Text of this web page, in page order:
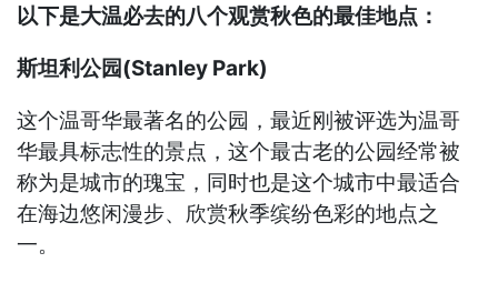
以下是大温必去的八个观赏秋色的最佳地点：
斯坦利公园(Stanley Park)
这个温哥华最著名的公园，最近刚被评选为温哥
华最具标志性的景点，这个最古老的公园经常被
称为是城市的瑰宝，同时也是这个城市中最适合
在海边悠闲漫步、欣赏秋季缤纷色彩的地点之
一。